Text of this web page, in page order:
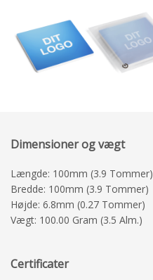
Dimensioner og vægt
Længde: 100mm (3.9 Tommer)
Bredde: 100mm (3.9 Tommer)
Højde: 6.8mm (0.27 Tommer)
Vægt: 100.00 Gram (3.5 Alm.)
Certificater